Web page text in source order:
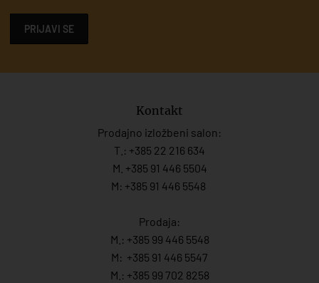
PRIJAVI SE
Kontakt
Prodajno izložbeni salon:
T.: +385 22 216 634
M. +385 91 446 5504
M: +385 91 446 5548
Prodaja:
M.: +385 99 446 5548
M: +385 91 446 5547
M.: +385 99 702 8258